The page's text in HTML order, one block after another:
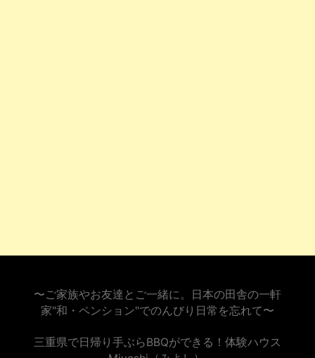
〜ご家族やお友達とご一緒に。日本の田舎の一軒
家"和・ペンション"でのんびり日常を忘れて〜
三重県で日帰り手ぶらBBQができる！体験ハウス